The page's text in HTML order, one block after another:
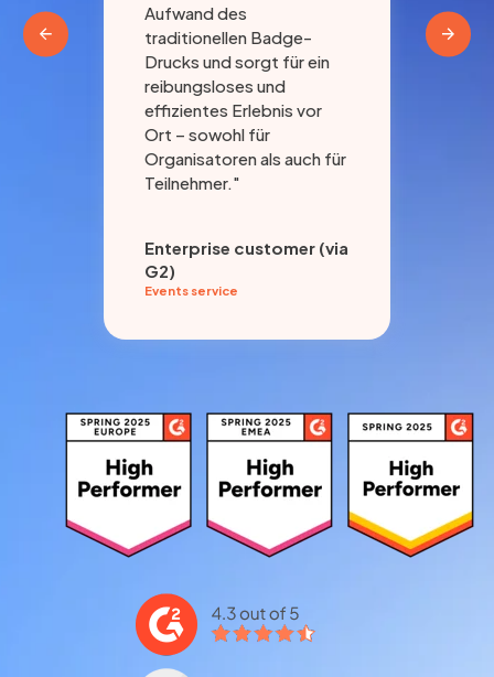
Aufwand des
traditionellen Badge-
Drucks und sorgt für ein
reibungsloses und
effizientes Erlebnis vor
Ort – sowohl für
Organisatoren als auch für
Teilnehmer."
Enterprise customer (via
G2)
Events service